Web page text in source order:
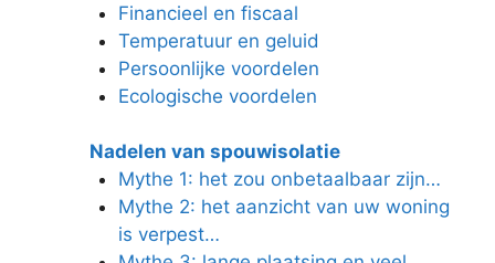
Financieel en fiscaal
Temperatuur en geluid
Persoonlijke voordelen
Ecologische voordelen
Nadelen van spouwisolatie
Mythe 1: het zou onbetaalbaar zijn…
Mythe 2: het aanzicht van uw woning
is verpest…